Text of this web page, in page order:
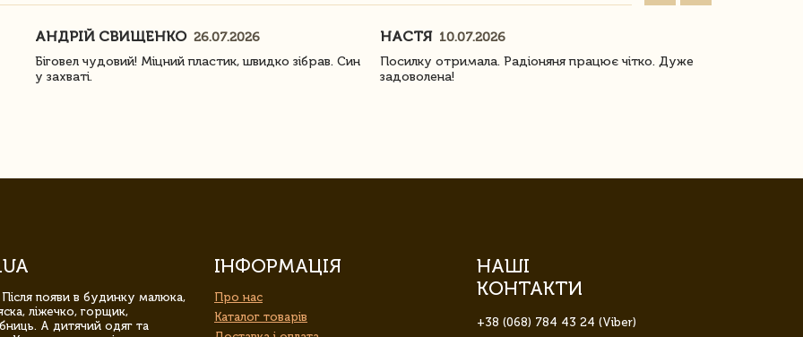
АНДРІЙ СВИЩЕНКО 26.07.2026
Біговел чудовий! Міцний пластик, швидко зібрав. Син
у захваті.
НАСТЯ 10.07.2026
Посилку отримала. Радіоняня працює чітко. Дуже
задоволена!
появи в будинку малюка,
ліжечко, горщик,
А дитячий одяг та
ІНФОРМАЦІЯ
Про нас
Каталог товарів
НАШІ
КОНТАКТИ
+38 (068) 784 43 24 (Viber)